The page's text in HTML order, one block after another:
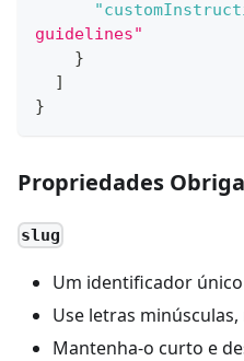
guidelines"
}
]
}
Propriedades
slug
Um identificador
Use letras
Mantenha-o curto e